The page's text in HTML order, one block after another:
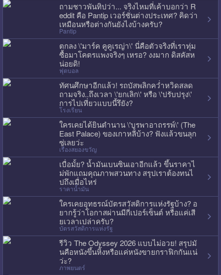
ถามชาวพันทิปว่า... จริงไหมที่เค้าบอกว่า R
eddit คือ Pantip เวอร์ชั่นต่างประเทศ? คิดว่า
เหมือนหรือต่างกันยังไงบ้างครับ?
Pantip
ตกลง \'มาร์ค คูคูเรญ่า\' นี่คือตัวจริงที่เราทุ่ม
ซื้อมาโคตรแพงจริงๆ เหรอ? งงมาก ดิสคัสห
น่อยดิ!
ฟุตบอล
ทัศนศึกษาอีกแล้ว! รถบัสพลิกคว่ำหวิดสลด
ถามจริง..ถึงเวลา \'ยกเลิก\' หรือ \'ปรับปรุง\'
การไปเที่ยวแบบนี้รึยัง?
โรงเรียน
ใครเคยได้ยินตำนาน \'บูรพาอาถรรพ์\' (The
East Palace) ของเกาหลีบ้าง? ฟังแล้วขนลุก
ซู่เลยว่ะ
เรื่องสยองขวัญ
เบื่อมั้ย? น้ำมันเบนซินเอาอีกแล้ว ขึ้นราคาไ
ม่พักแถมคุณภาพสวนทาง สรุปเราต้องทนไ
ปถึงเมื่อไหร่
ราคาน้ำมัน
ใครเคยอุทธรณ์บัตรสวัสดิการแห่งรัฐบ้าง? อ
ยากรู้ว่าโอกาสผ่านมีกี่เปอร์เซ็นต์ หรือแค่เสี
ยเวลาเปล่าครับ?
บัตรสวัสดิการแห่งรัฐ
รีวิว The Odyssey 2026 แบบไม่อวย! สรุปมั
นคือหนังขึ้นหิ้งหรือแค่หนังขายกราฟิกกันแน่
ว่ะ?
ภาพยนตร์